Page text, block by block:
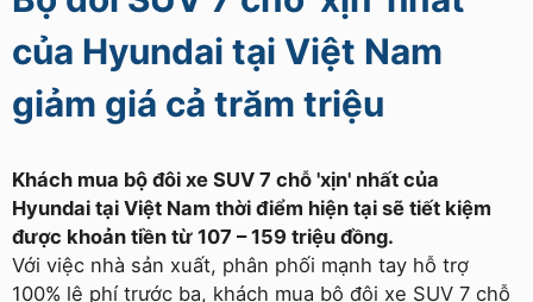
của Hyundai tại Việt Nam
giảm giá cả trăm triệu
Khách mua bộ đôi xe SUV 7 chỗ 'xịn' nhất của
Hyundai tại Việt Nam thời điểm hiện tại sẽ tiết kiệm
được khoản tiền từ 107 – 159 triệu đồng.
Với việc nhà sản xuất, phân phối mạnh tay hỗ trợ
100% lệ phí trước bạ, khách mua bộ đôi xe SUV 7 chỗ